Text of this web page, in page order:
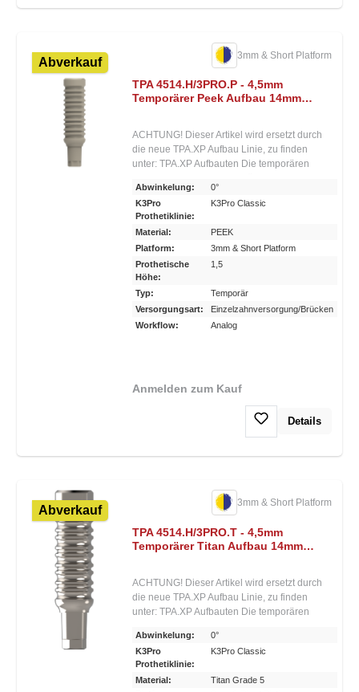
Abverkauf
TPA 4514.H/3PRO.P - 4,5mm
Temporärer Peek Aufbau 14mm
3mm & Short Platform
ACHTUNG! Dieser Artikel wird ersetzt durch
die neue TPA.XP Aufbau Linie, zu finden
unter: TPA.XP Aufbauten Die temporären
speziell für die Einpolymerisierung von
Provisorien direkt im Mund gedacht. Sie
können und sollen individuell gekürzt
werden. Sie sind in Peek und Titan sowie
zweierlei Durchmessern erhältlich. Zur
Schonung des einheilenden Implantats wird
während der Tragephase des Provisoriums
kein konischer Kraftschluss zum Aufbau
hergestellt. Weiterer Vorteil: Der provisorische
Zahnersatz kann dadurch leichter manipuliert
Einpolymerisierung von Provisorien im Mund
• Durchmesser verfügbar von 3,0–4,5 mm •
Aufbauten in Titan und Peek erhältlich
Abwinkelung:
0°
K3Pro
Prothetiklinie:
K3Pro Classic
Material:
PEEK
Platform:
3mm & Short Platform
Prothetische
Höhe:
1,5
Typ:
Temporär
Versorgungsart:
Einzelzahnversorgung/Brücken
Workflow:
Analog
Anmelden zum Kauf
Details
Abverkauf
TPA 4514.H/3PRO.T - 4,5mm
Temporärer Titan Aufbau 14mm
3mm & Short Platform
ACHTUNG! Dieser Artikel wird ersetzt durch
die neue TPA.XP Aufbau Linie, zu finden
unter: TPA.XP Aufbauten Die temporären
speziell für die Einpolymerisierung von
Provisorien direkt im Mund gedacht. Sie
können und sollen individuell gekürzt
werden. Sie sind in Peek und Titan sowie
Abwinkelung:
0°
K3Pro
Prothetiklinie:
K3Pro Classic
Material:
Titan Grade 5